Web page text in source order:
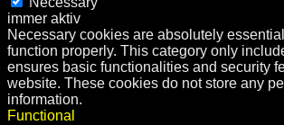
immer aktiv
Necessary cookies are absolutely
function properly. This category only
ensures basic functionalities and security
website. These cookies do not store any
information.
Functional